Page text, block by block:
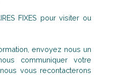
FIXES pour visiter ou
envoyez nous un
communiquer votre
vous recontacterons